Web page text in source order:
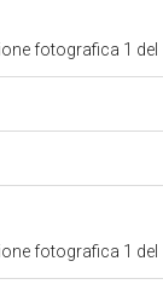
fotografica 1
fotografica 1